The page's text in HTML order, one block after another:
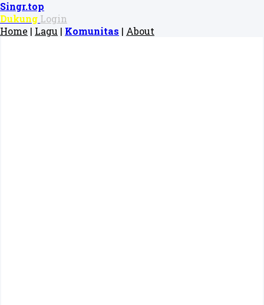
Singr.top
Dukung Login
Home | Lagu | Komunitas | About